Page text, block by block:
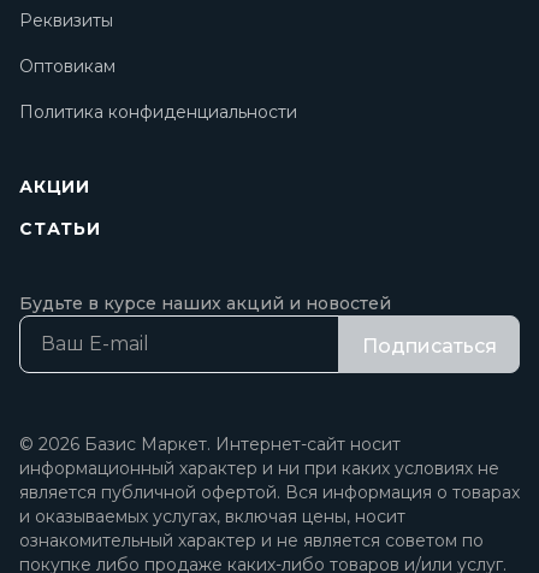
Реквизиты
Оптовикам
Политика конфиденциальности
АКЦИИ
СТАТЬИ
Будьте в курсе наших акций и новостей
Подписаться
© 2026 Базис Маркет. Интернет-сайт носит
информационный характер и ни при каких условиях не
является публичной офертой. Вся информация о товарах
и оказываемых услугах, включая цены, носит
ознакомительный характер и не является советом по
покупке либо продаже каких-либо товаров и/или услуг.